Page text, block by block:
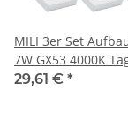
MILI 3er Set
7W GX53 4000K
230V 520 lumen
29,61 € *